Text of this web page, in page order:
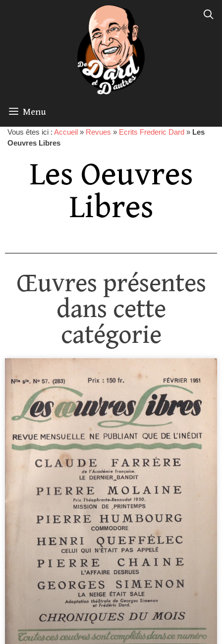
Menu
Vous êtes ici : Accueil » Revues » Ecrits Frederic Dard » Les
Oeuvres Libres
Les Oeuvres
Libres
Œuvres présentes
dans cette
catégorie